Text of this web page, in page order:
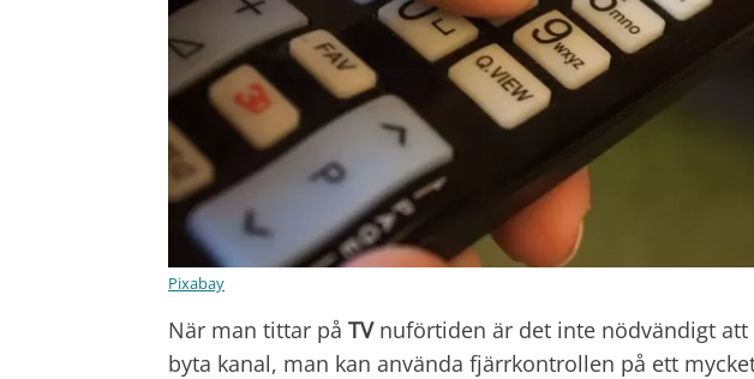
Pixabay
När man tittar på TVnuförtiden är det inte nödvändigt
byta kanal, man kan använda fjärrkontrollen på ett